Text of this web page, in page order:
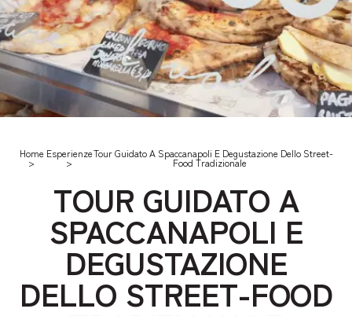
Home EsperienzeTour Guidato A Spaccanapoli E Degustazione Dello Street-
Food Tradizionale
TOUR GUIDATO A
SPACCANAPOLI E
DEGUSTAZIONE
DELLO STREET-FOOD